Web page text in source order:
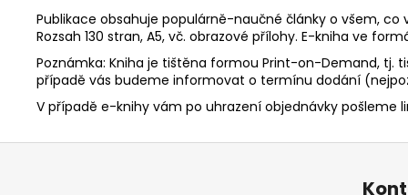
Publikace obsahuje populárně-naučné články o všem,
Rozsah 130 stran, A5, vč. obrazové přílohy. E-kniha ve
Poznámka: Kniha je tištěna formou Print-on-Demand, tj.
případě vás budeme informovat o termínu dodání
V případě e-knihy vám po uhrazení objednávky pošleme
Z